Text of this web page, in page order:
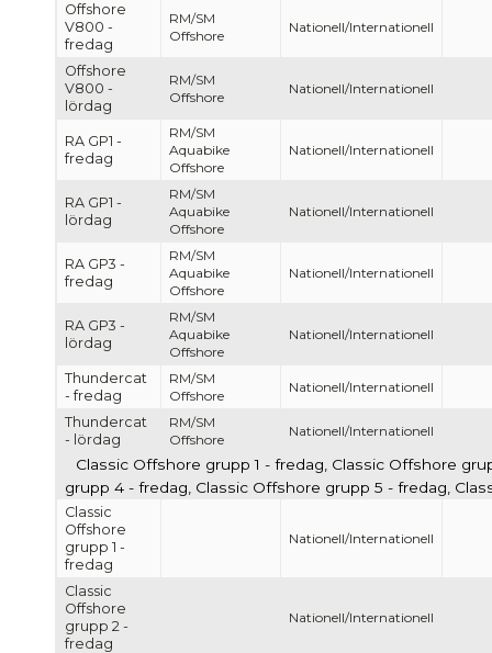
Offshore
V800 -
fredag
RM/SM
Offshore
Nationell/Internationell
Offshore
V800 -
lördag
RM/SM
Offshore
Nationell/Internationell
RA GP1 -
fredag
RM/SM
Aquabike
Offshore
Nationell/Internationell
RA GP1 -
lördag
RM/SM
Aquabike
Offshore
Nationell/Internationell
RA GP3 -
fredag
RM/SM
Aquabike
Offshore
Nationell/Internationell
RA GP3 -
lördag
RM/SM
Aquabike
Offshore
Nationell/Internationell
Thundercat
- fredag
RM/SM
Offshore
Nationell/Internationell
Thundercat
- lördag
RM/SM
Offshore
Nationell/Internationell
Classic Offshore grupp 1 - fredag, Classic Offshore
grupp 4 - fredag, Classic Offshore grupp 5 - fredag,
Classic
Offshore
grupp 1 -
fredag
Nationell/Internationell
Classic
Offshore
grupp 2 -
fredag
Nationell/Internationell